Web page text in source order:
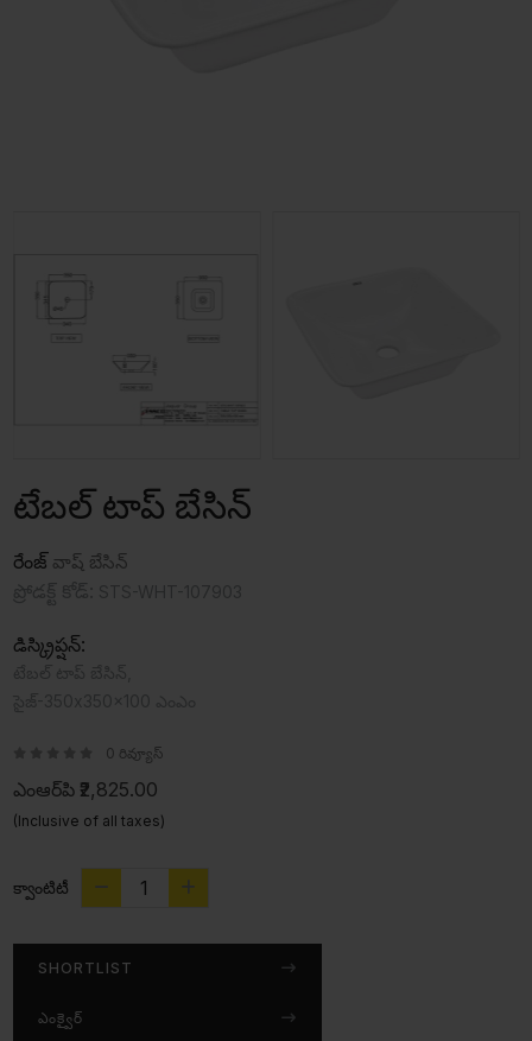
టేబల్ టాప్ బేసిన్
రేంజ్ వాష్ బేసిన్
డిస్క్రిప్షన్:
0 రివ్యూస్
ఎంఆర్‌పి ₹2,825.00
(Inclusive of all taxes)
క్వాంటిటీ
SHORTLIST
ఎంక్వైర్